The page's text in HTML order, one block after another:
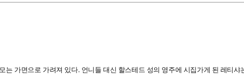
가면으로 가려져 있다. 언니들 대신 할스테드 성의 영주에 시집가게 된 레티